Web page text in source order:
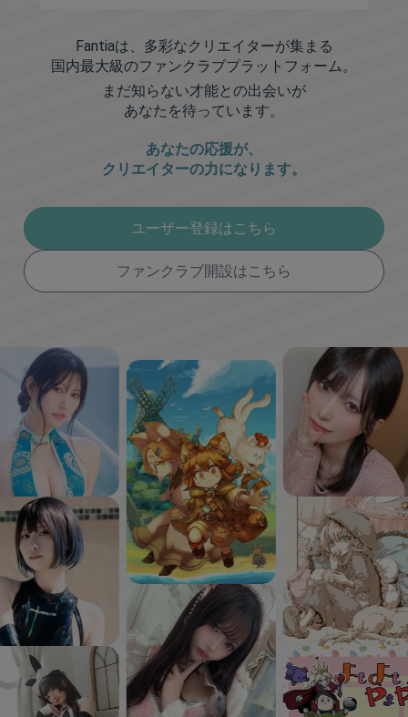
Fantiaは、多彩なクリエイターが集まる
国内最大級のファンクラブプラットフォーム。
まだ知らない才能との出会いが
あなたを待っています。
あなたの応援が、
クリエイターの力になります。
ユーザー登録はこちら
ファンクラブ開設はこちら